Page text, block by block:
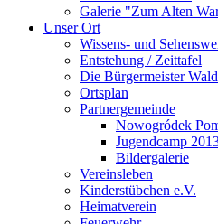
Galerie "Zum Alten
Unser Ort
Wissens- und
Entstehung / Zeittafel
Die Bürgermeister
Ortsplan
Partnergemeinde
Nowogródek
Jugendcamp
Bildergalerie
Vereinsleben
Kinderstübchen e.V.
Heimatverein